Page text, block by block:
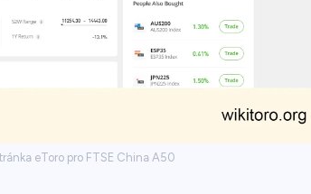
eToro pro FTSE China A50